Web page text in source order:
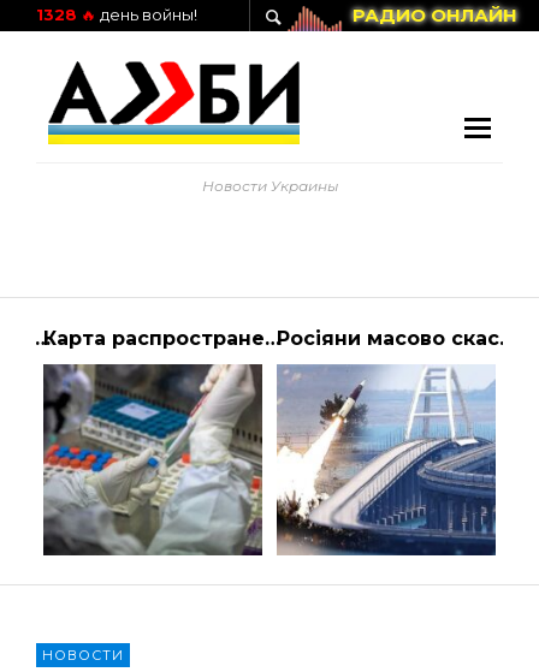
РАДИО ОНЛАЙН
1328 🔥 день войны!
Новости Украины
Попри всі ті злочини, які скоїла російська армія щодо мирного населення в передм… | Президент Украины Карта распространения коронавируса в мире: Онлайн | Алиби Росіяни масово скасовують поїздки до Криму – ТСН, новини 1+1 – Україна
НОВОСТИ